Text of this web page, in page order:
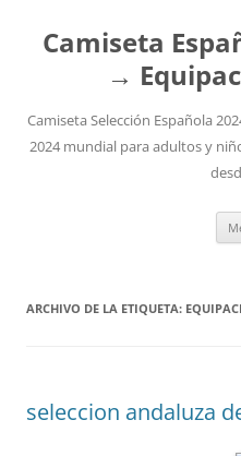
Camiseta
→
Camiseta Selección Española
2024 mundial para adultos y
ARCHIVO DE LA ETIQUETA:
seleccion andaluza